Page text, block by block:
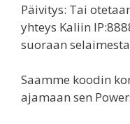
Päivitys: Tai
yhteys Kaliin
suoraan
Saamme koodin
ajamaan sen